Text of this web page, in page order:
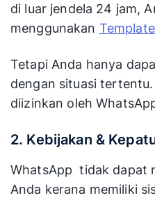
di luar jendela 24 jam,
menggunakan
Tetapi Anda hanya
dengan situasi
diizinkan oleh
2. Kebijakan &
WhatsApp tidak dapat
Anda kerana memiliki